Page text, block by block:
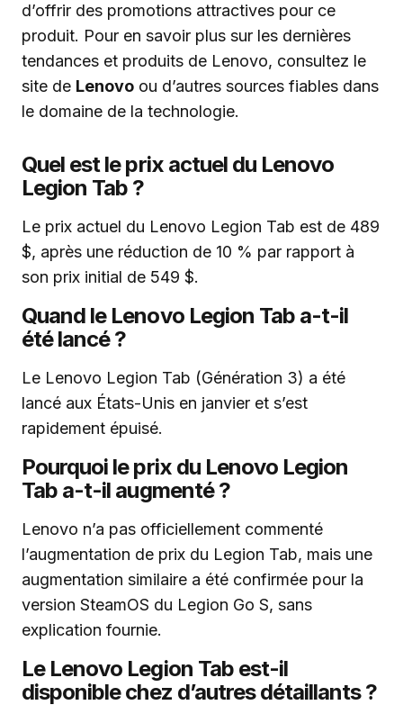
d’offrir des promotions attractives pour ce
produit. Pour en savoir plus sur les dernières
tendances et produits de Lenovo, consultez le
site de Lenovo ou d’autres sources fiables dans
le domaine de la technologie.
Quel est le prix actuel du Lenovo
Legion Tab ?
Le prix actuel du Lenovo Legion Tab est de 489
$, après une réduction de 10 % par rapport à
son prix initial de 549 $.
Quand le Lenovo Legion Tab a-t-il
été lancé ?
Le Lenovo Legion Tab (Génération 3) a été
lancé aux États-Unis en janvier et s’est
rapidement épuisé.
Pourquoi le prix du Lenovo Legion
Tab a-t-il augmenté ?
Lenovo n’a pas officiellement commenté
l’augmentation de prix du Legion Tab, mais une
augmentation similaire a été confirmée pour la
version SteamOS du Legion Go S, sans
explication fournie.
Le Lenovo Legion Tab est-il
disponible chez d’autres détaillants ?